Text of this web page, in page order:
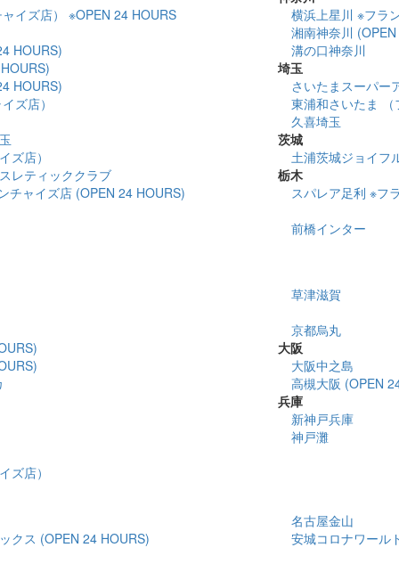
イズ店） ※OPEN 24 HOURS
横浜上星川 ※フラ
湘南神奈川
HOURS)
溝の口神奈川
埼玉
HOURS)
さいたまスーパー
ズ店）
東浦和さいたま
久喜埼玉
茨城
ズ店）
土浦茨城ジョイフ
レティッククラブ
栃木
チャイズ店 (OPEN 24 HOURS)
スパレア足利 ※フ
前橋インター
草津滋賀
京都烏丸
大阪
大阪中之島
高槻大阪 (OPEN
兵庫
新神戸兵庫
神戸灘
ズ店）
名古屋金山
クス (OPEN 24 HOURS)
安城コロナワール